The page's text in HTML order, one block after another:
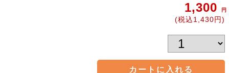
1,300 円
(税込1,430円)